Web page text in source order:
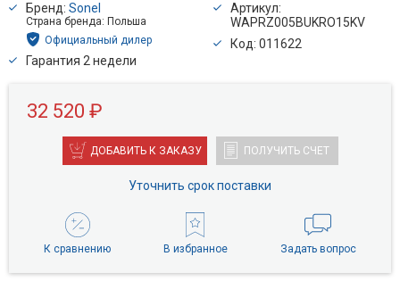
Бренд: Sonel
Страна бренда: Польша
Официальный дилер
Гарантия 2 недели
Артикул:
WAPRZ005BUKRO15KV
Код: 011622
32 520 ₽
ДОБАВИТЬ К ЗАКАЗУ ПОЛУЧИТЬ СЧЕТ
Уточнить срок поставки
К сравнению В избранное Задать вопрос